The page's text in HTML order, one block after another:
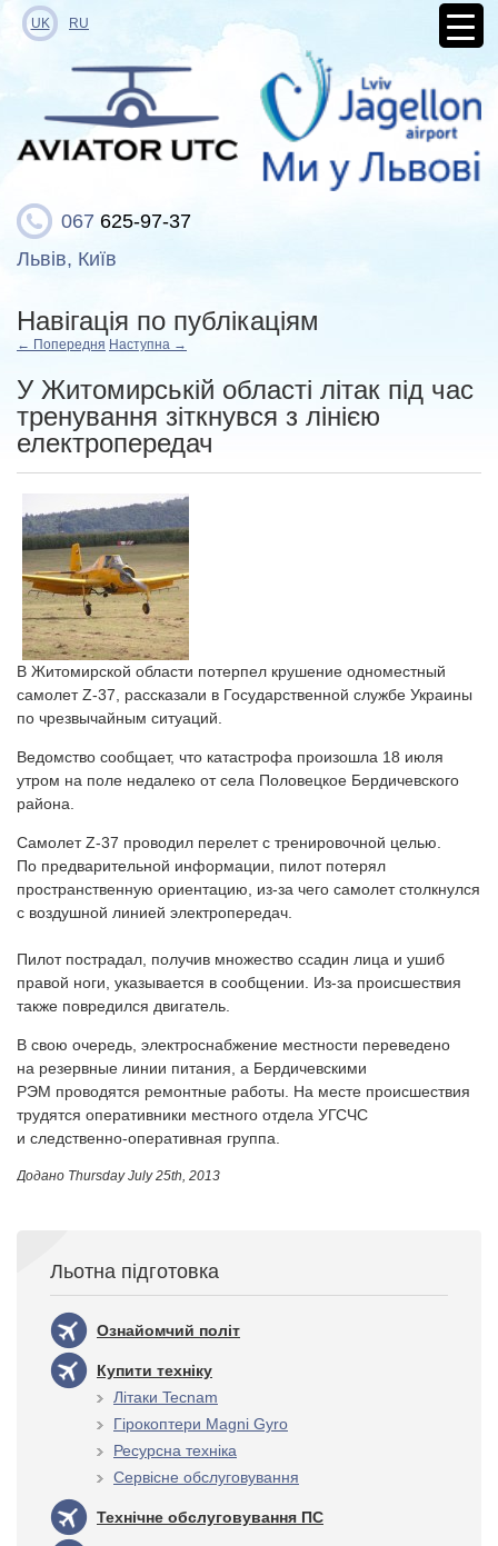
UK RU
067 625-97-37
Львів, Київ
Навігація по публікаціям
← Попередня Наступна →
У Житомирській області літак під час
тренування зіткнувся з лінією
електропередач
В Житомирской области потерпел крушение одноместный
самолет Z-37, рассказали в Государственной службе Украины
по чрезвычайным ситуаций.
Ведомство сообщает, что катастрофа произошла 18 июля
утром на поле недалеко от села Половецкое Бердичевского
района.
Самолет Z-37 проводил перелет с тренировочной целью.
По предварительной информации, пилот потерял
пространственную ориентацию, из-за чего самолет столкнулся
с воздушной линией электропередач.
Пилот пострадал, получив множество ссадин лица и ушиб
правой ноги, указывается в сообщении. Из-за происшествия
также повредился двигатель.
В свою очередь, электроснабжение местности переведено
на резервные линии питания, а Бердичевскими
РЭМ проводятся ремонтные работы. На месте происшествия
трудятся оперативники местного отдела УГСЧС
и следственно-оперативная группа.
Додано Thursday July 25th, 2013
Льотна підготовка
Ознайомчий політ
Купити техніку
Літаки Tecnam
Гірокоптери Magni Gyro
Ресурсна техніка
Сервісне обслуговування
Технічне обслуговування ПС